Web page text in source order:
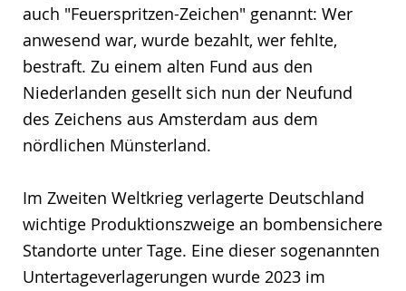
auch "Feuerspritzen-Zeichen" genannt: Wer
anwesend war, wurde bezahlt, wer fehlte,
bestraft. Zu einem alten Fund aus den
Niederlanden gesellt sich nun der Neufund
des Zeichens aus Amsterdam aus dem
nördlichen Münsterland.
Im Zweiten Weltkrieg verlagerte Deutschland
wichtige Produktionszweige an bombensichere
Standorte unter Tage. Eine dieser sogenannten
Untertageverlagerungen wurde 2023 im